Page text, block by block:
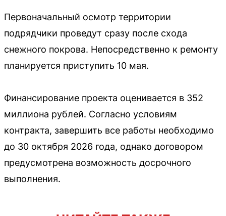
Первоначальный осмотр территории
подрядчики проведут сразу после схода
снежного покрова. Непосредственно к ремонту
планируется приступить 10 мая.
Финансирование проекта оценивается в 352
миллиона рублей. Согласно условиям
контракта, завершить все работы необходимо
до 30 октября 2026 года, однако договором
предусмотрена возможность досрочного
выполнения.